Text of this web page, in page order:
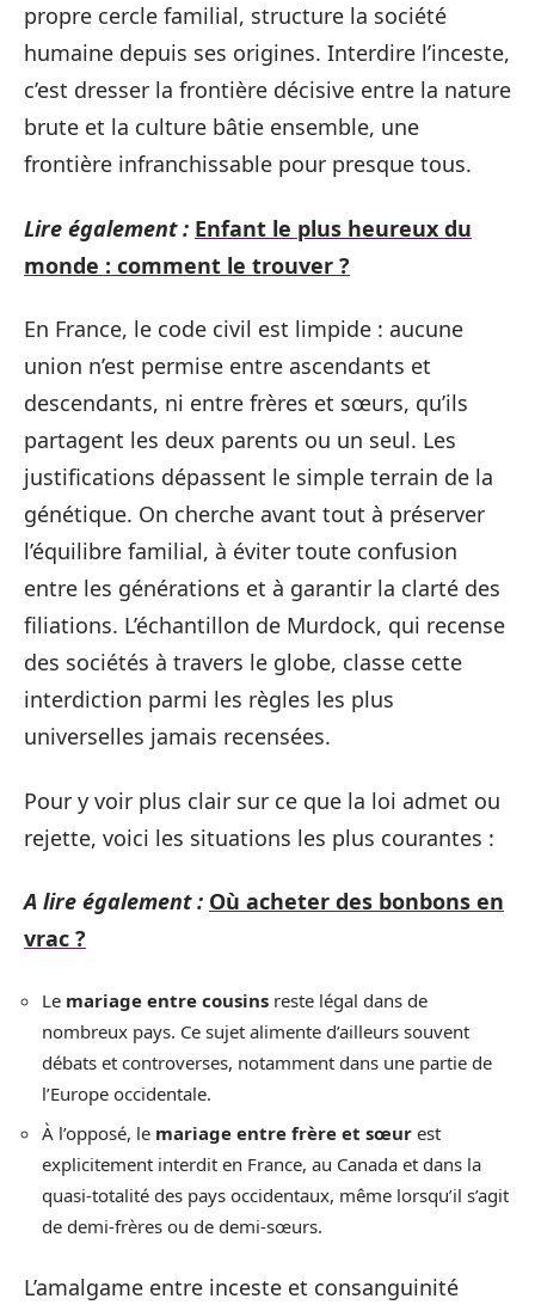
propre cercle familial, structure la société
humaine depuis ses origines. Interdire l’inceste,
c’est dresser la frontière décisive entre la nature
brute et la culture bâtie ensemble, une
frontière infranchissable pour presque tous.
Lire également : Enfant le plus heureux du
monde : comment le trouver ?
En France, le code civil est limpide : aucune
union n’est permise entre ascendants et
descendants, ni entre frères et sœurs, qu’ils
partagent les deux parents ou un seul. Les
justifications dépassent le simple terrain de la
génétique. On cherche avant tout à préserver
l’équilibre familial, à éviter toute confusion
entre les générations et à garantir la clarté des
filiations. L’échantillon de Murdock, qui recense
des sociétés à travers le globe, classe cette
interdiction parmi les règles les plus
universelles jamais recensées.
Pour y voir plus clair sur ce que la loi admet ou
rejette, voici les situations les plus courantes :
A lire également : Où acheter des bonbons en
vrac ?
Le mariage entre cousins reste légal dans de
nombreux pays. Ce sujet alimente d’ailleurs souvent
débats et controverses, notamment dans une partie de
l’Europe occidentale.
À l’opposé, le mariage entre frère et sœur est
explicitement interdit en France, au Canada et dans la
quasi-totalité des pays occidentaux, même lorsqu’il s’agit
de demi-frères ou de demi-sœurs.
L’amalgame entre inceste et consanguinité